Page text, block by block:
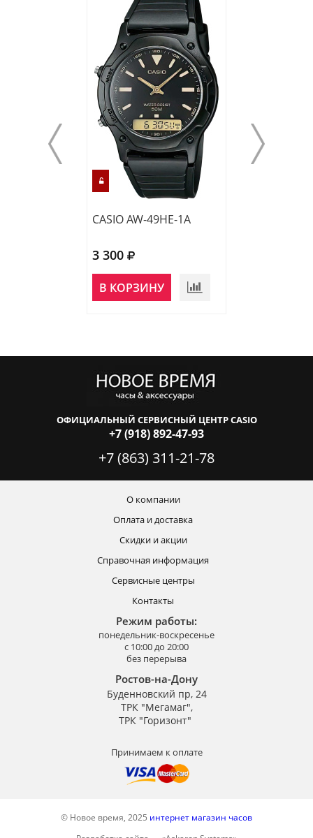
CASIO AW-49HE-1A
3 300
В КОРЗИНУ
ОФИЦИАЛЬНЫЙ СЕРВИСНЫЙ ЦЕНТР CASIO
+7 (918) 892-47-93
+7 (863) 311-21-78
О компании
Оплата и доставка
Скидки и акции
Справочная информация
Сервисные центры
Контакты
Режим работы:
понедельник-воскресенье
с 10:00 до 20:00
без перерыва
Ростов-на-Дону
Буденновский пр, 24
ТРК "Мегамаг",
ТРК "Горизонт"
Принимаем к оплате
© Новое время, 2025 интернет магазин часов